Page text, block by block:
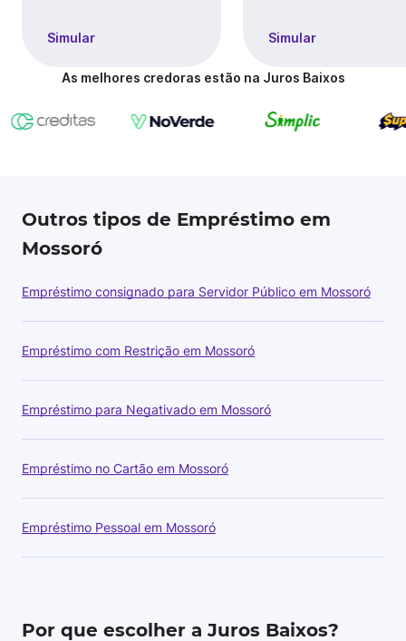
Simular Simular
As melhores credoras estão na Juros Baixos
Outros tipos de Empréstimo em
Mossoró
Empréstimo consignado para Servidor Público em Mossoró
Empréstimo com Restrição em Mossoró
Empréstimo para Negativado em Mossoró
Empréstimo no Cartão em Mossoró
Empréstimo Pessoal em Mossoró
Por que escolher a Juros Baixos?